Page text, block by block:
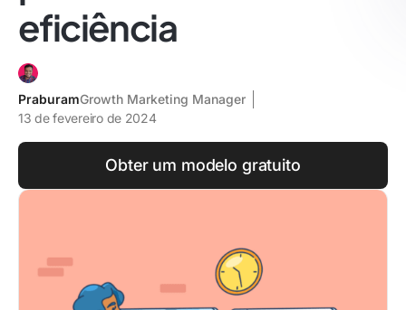
eficiência
PraburamGrowth Marketing Manager
13 de fevereiro de 2024
Obter um modelo gratuito